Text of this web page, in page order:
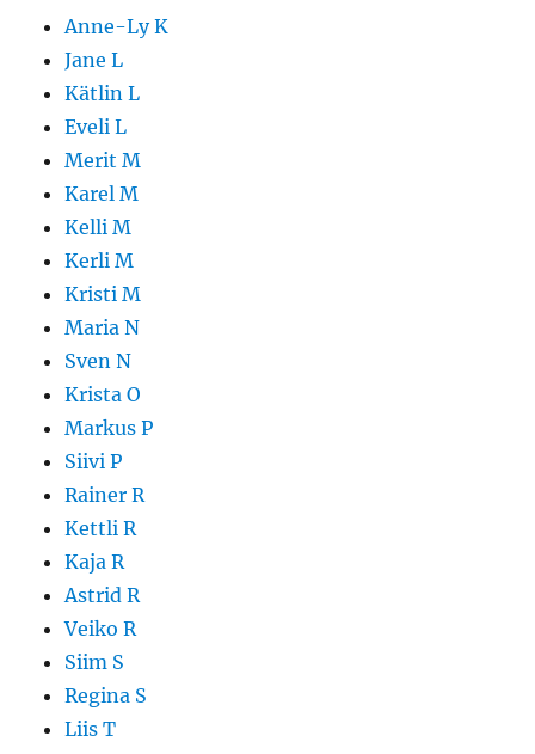
Anne-Ly K
Jane L
Kätlin L
Eveli L
Merit M
Karel M
Kelli M
Kerli M
Kristi M
Maria N
Sven N
Krista O
Markus P
Siivi P
Rainer R
Kettli R
Kaja R
Astrid R
Veiko R
Siim S
Regina S
Liis T